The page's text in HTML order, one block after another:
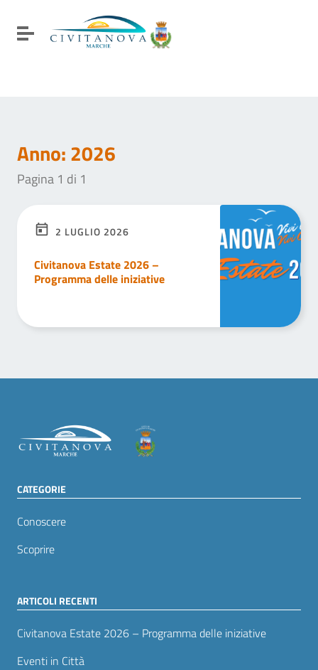
Vai al menu di navigazione
Vai al footer
Attiva / disattiva la navigazione
Anno:2026
Pagina 1 di 1
2 LUGLIO 2026
Civitanova Estate 2026 –
Programma delle iniziative
CATEGORIE
Conoscere
Scoprire
ARTICOLI RECENTI
Civitanova Estate 2026 – Programma delle iniziative
Eventi in Città